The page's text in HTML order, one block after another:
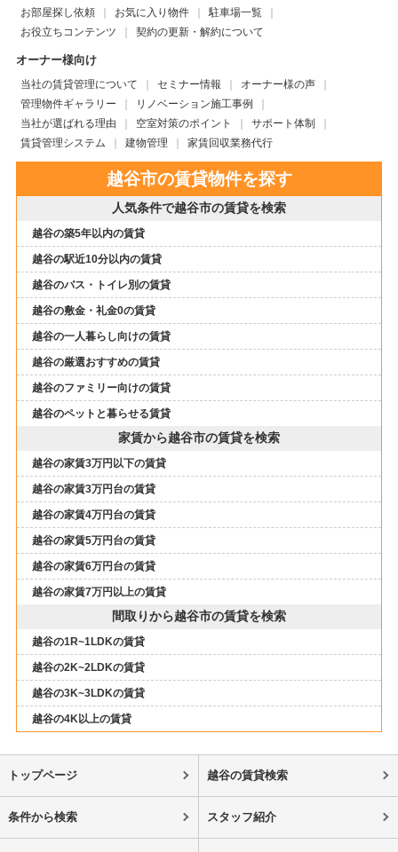
お部屋探し依頼
お気に入り物件
駐車場一覧
お役立ちコンテンツ
契約の更新・解約について
オーナー様向け
当社の賃貸管理について セミナー情報
オーナー様の声
管理物件ギャラリー
リノベーション施工事例
当社が選ばれる理由
空室対策のポイント
サポート体制
賃貸管理システム
建物管理 家賃回収業務代行
越谷市の賃貸物件を探す
人気条件で越谷市の賃貸を検索
越谷の築5年以内の賃貸
越谷の駅近10分以内の賃貸
越谷のバス・トイレ別の賃貸
越谷の敷金・礼金0の賃貸
越谷の一人暮らし向けの賃貸
越谷の厳選おすすめの賃貸
越谷のファミリー向けの賃貸
越谷のペットと暮らせる賃貸
家賃から越谷市の賃貸を検索
越谷の家賃3万円以下の賃貸
越谷の家賃3万円台の賃貸
越谷の家賃4万円台の賃貸
越谷の家賃5万円台の賃貸
越谷の家賃6万円台の賃貸
越谷の家賃7万円以上の賃貸
間取りから越谷市の賃貸を検索
越谷の1R~1LDKの賃貸
越谷の2K~2LDKの賃貸
越谷の3K~3LDKの賃貸
越谷の4K以上の賃貸
トップページ 越谷の賃貸検索
条件から検索 スタッフ紹介